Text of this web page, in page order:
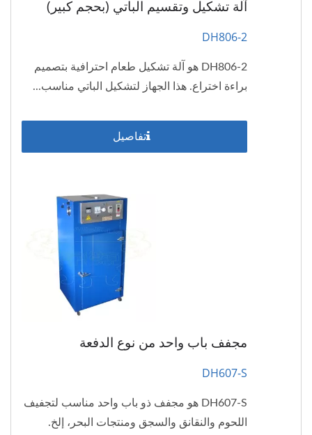
آلة تشكيل وتقسيم الباتي (بحجم كبير)
DH806-2
DH806-2 هو آلة تشكيل طعام احترافية بتصميم
براءة اختراع. هذا الجهاز لتشكيل الباتي مناسب...
تفاصيل
مجفف باب واحد من نوع الدفعة
DH607-S
DH607-S هو مجفف ذو باب واحد مناسب لتجفيف
اللحوم والنقانق والسجق ومنتجات البحر، إلخ.